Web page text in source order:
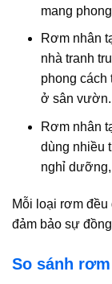
mang
Rơm nhân
nhà tranh
phong cách
ở sân vườn.
Rơm nhân
dùng nhiều
nghỉ
Mỗi loại rơm
đảm bảo sự
So sánh